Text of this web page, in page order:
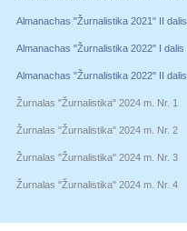
Almanachas "Žurnalistika 2021" II dalis
Almanachas "Žurnalistika 2022" I dalis
Almanachas "Žurnalistika 2022" II dalis
Žurnalas "Žurnalistika" 2024 m. Nr. 1
Žurnalas "Žurnalistika" 2024 m. Nr. 2
Žurnalas "Žurnalistika" 2024 m. Nr. 3
Žurnalas "Žurnalistika" 2024 m. Nr. 4